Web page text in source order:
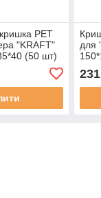
PET
"KRAFT"
(50 шт)
для
231